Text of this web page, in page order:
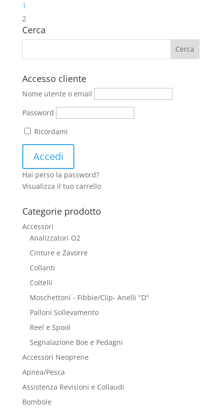
1
2
Cerca
Accesso cliente
Nome utente o email
Password
Ricordami
Hai perso la password?
Visualizza il tuo carrello
Categorie prodotto
Accessori
Analizzatori O2
Cinture e Zavorre
Collanti
Coltelli
Moschettoni - Fibbie/Clip- Anelli "D"
Palloni Sollevamento
Reel e Spool
Segnalazione Boe e Pedagni
Accessori Neoprene
Apnea/Pesca
Assistenza Revisioni e Collaudi
Bombole